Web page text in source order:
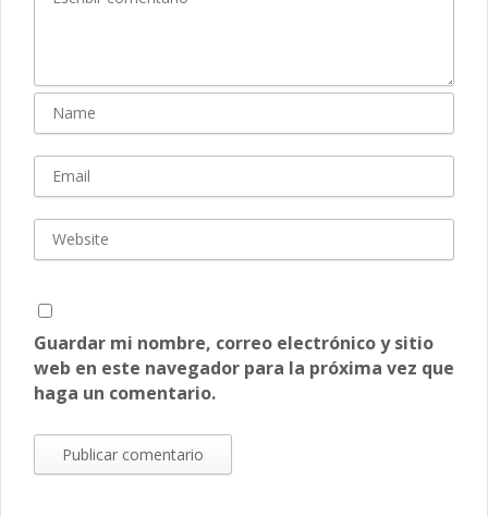
Guardar mi nombre, correo electrónico y sitio
web en este navegador para la próxima vez que
haga un comentario.